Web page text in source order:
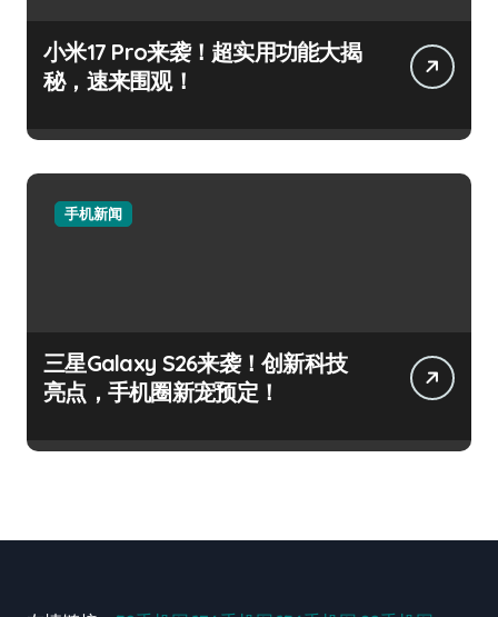
小米17 Pro来袭！超实用功能大揭
秘，速来围观！
手机新闻
三星Galaxy S26来袭！创新科技
亮点，手机圈新宠预定！